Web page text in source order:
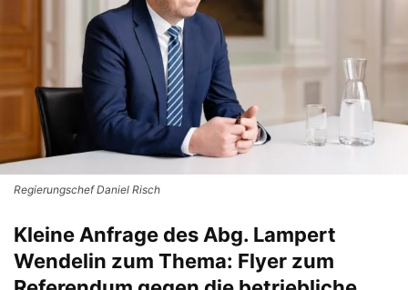
Regierungschef Daniel Risch
Kleine Anfrage des Abg. Lampert
Wendelin zum Thema: Flyer zum